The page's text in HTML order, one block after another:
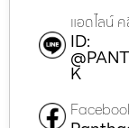
แอดไลน์
ID:
K